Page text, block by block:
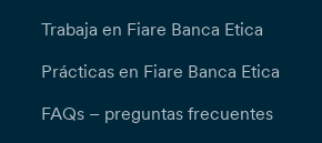
Trabaja en Fiare Banca Etica
Prácticas en Fiare Banca Etica
FAQs – preguntas frecuentes